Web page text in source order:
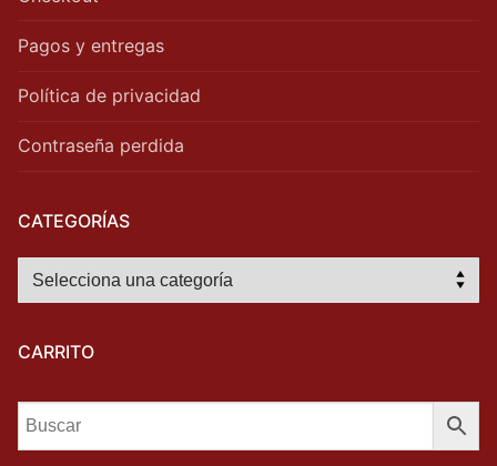
Pagos y entregas
Política de privacidad
Contraseña perdida
CATEGORÍAS
CARRITO